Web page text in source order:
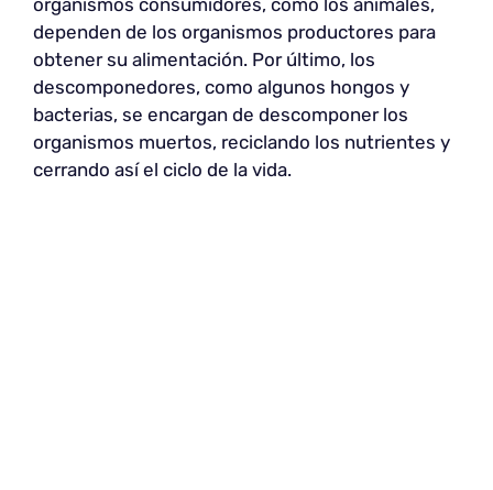
dependen de los organismos productores para
obtener su alimentación. Por último, los
descomponedores, como algunos hongos y
bacterias, se encargan de descomponer los
organismos muertos, reciclando los nutrientes y
cerrando así el ciclo de la vida.